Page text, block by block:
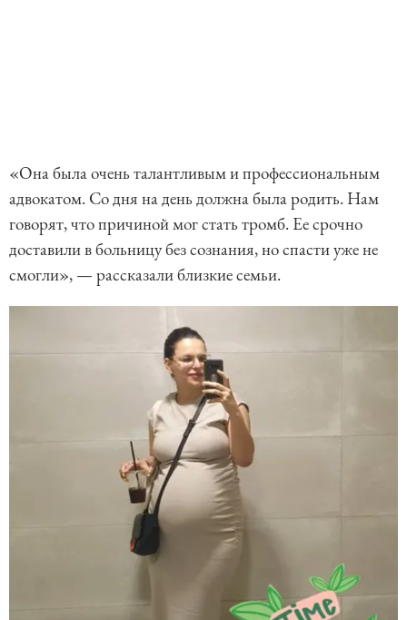
«Она была очень талантливым и профессиональным
адвокатом. Со дня на день должна была родить. Нам
говорят, что причиной мог стать тромб. Ее срочно
доставили в больницу без сознания, но спасти уже не
смогли», — рассказали близкие семьи.